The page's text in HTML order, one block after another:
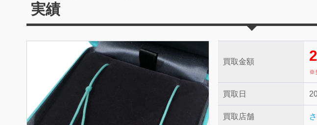
実績
買取金額
※
買取日
買取店舗